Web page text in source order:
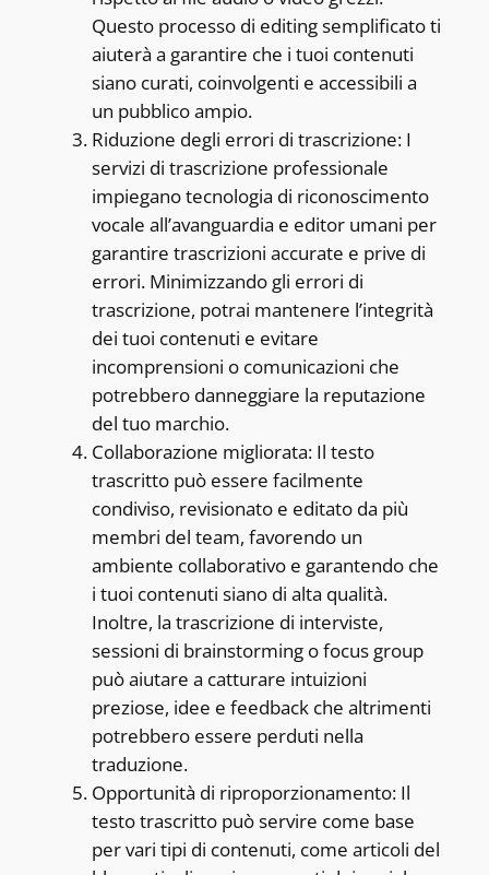
Questo processo di editing semplificato ti
aiuterà a garantire che i tuoi contenuti
siano curati, coinvolgenti e accessibili a
un pubblico ampio.
Riduzione degli errori di trascrizione: I
servizi di trascrizione professionale
impiegano tecnologia di riconoscimento
vocale all’avanguardia e editor umani per
garantire trascrizioni accurate e prive di
errori. Minimizzando gli errori di
trascrizione, potrai mantenere l’integrità
dei tuoi contenuti e evitare
incomprensioni o comunicazioni che
potrebbero danneggiare la reputazione
del tuo marchio.
Collaborazione migliorata: Il testo
trascritto può essere facilmente
condiviso, revisionato e editato da più
membri del team, favorendo un
ambiente collaborativo e garantendo che
i tuoi contenuti siano di alta qualità.
Inoltre, la trascrizione di interviste,
sessioni di brainstorming o focus group
può aiutare a catturare intuizioni
preziose, idee e feedback che altrimenti
potrebbero essere perduti nella
traduzione.
Opportunità di riproporzionamento: Il
testo trascritto può servire come base
per vari tipi di contenuti, come articoli del